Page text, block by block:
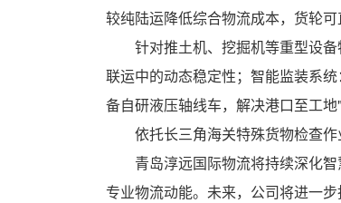
较纯陆运降低综合物流成本，货轮
针对推土机、挖掘机等重型设
联运中的动态稳定性；智能监装系
备自研液压轴线车，解决港口至工
依托长三角海关特殊货物检查
青岛淳远国际物流将持续深化
专业物流动能。未来，公司将进一